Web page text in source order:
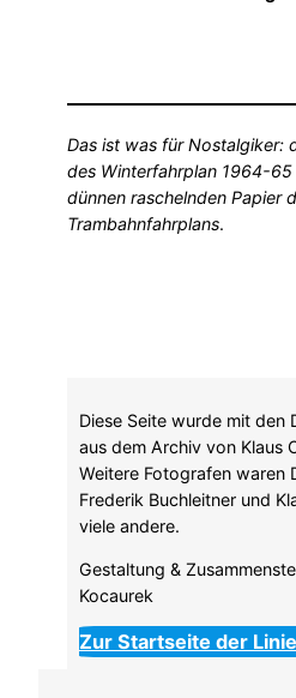
Das ist was für Nostalgiker:
des Winterfahrplan 1964-65
dünnen raschelnden Papier
Trambahnfahrplans.
Diese Seite wurde mit den
aus dem Archiv von Klaus
Weitere Fotografen waren
Frederik Buchleitner und
viele andere.
Gestaltung &
Kocaurek
Zur Startseite der